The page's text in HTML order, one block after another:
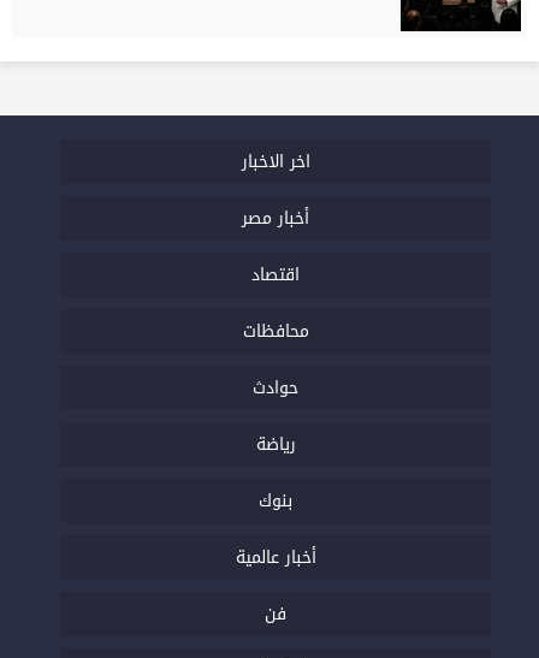
اخر الاخبار
أخبار مصر
اقتصاد
محافظات
حوادث
رياضة
بنوك
أخبار عالمية
فن